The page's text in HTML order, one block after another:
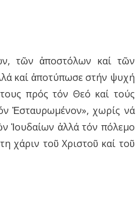
τῶν ἀποστόλων καί τῶν
καί ἀποτύπωσε στήν ψυχή
πρός τόν Θεό καί τούς
Ἐσταυρωμένον», χωρίς νά
Ἰουδαίων ἀλλά τόν πόλεμο
χάριν τοῦ Χριστοῦ καί τοῦ